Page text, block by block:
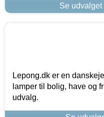
Se
Lepong.dk er en
lamper til bolig, have og
udvalg.